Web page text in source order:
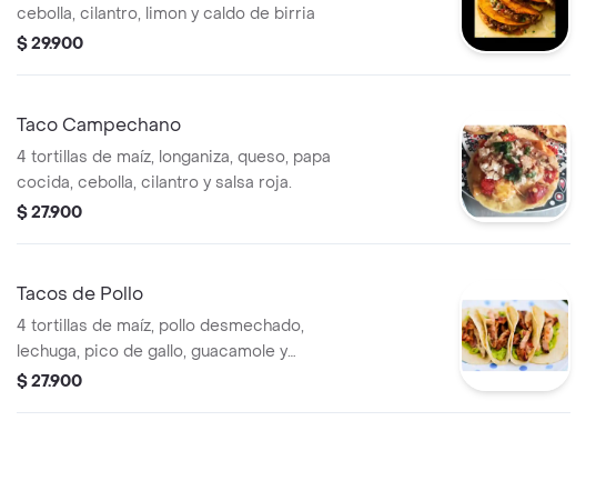
cebolla, cilantro, limon y caldo de birria
$ 29.900
Taco Campechano
4 tortillas de maíz, longaniza, queso, papa
cocida, cebolla, cilantro y salsa roja.
$ 27.900
Tacos de Pollo
4 tortillas de maíz, pollo desmechado,
lechuga, pico de gallo, guacamole y
crema agria
$ 27.900